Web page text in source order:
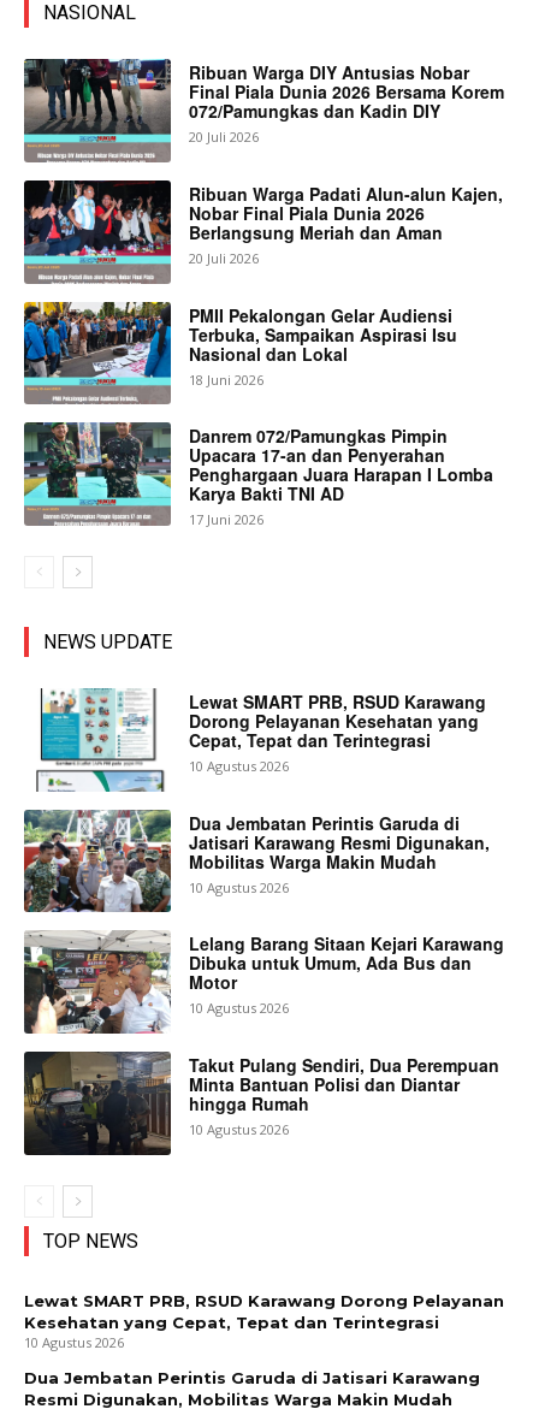
NASIONAL
Ribuan Warga DIY Antusias Nobar
Final Piala Dunia 2026 Bersama Korem
072/Pamungkas dan Kadin DIY
20 Juli 2026
Ribuan Warga Padati Alun-alun Kajen,
Nobar Final Piala Dunia 2026
Berlangsung Meriah dan Aman
20 Juli 2026
PMII Pekalongan Gelar Audiensi
Terbuka, Sampaikan Aspirasi Isu
Nasional dan Lokal
18 Juni 2026
Danrem 072/Pamungkas Pimpin
Upacara 17-an dan Penyerahan
Penghargaan Juara Harapan I Lomba
Karya Bakti TNI AD
17 Juni 2026
NEWS UPDATE
Lewat SMART PRB, RSUD Karawang
Dorong Pelayanan Kesehatan yang
Cepat, Tepat dan Terintegrasi
10 Agustus 2026
Dua Jembatan Perintis Garuda di
Jatisari Karawang Resmi Digunakan,
Mobilitas Warga Makin Mudah
10 Agustus 2026
Lelang Barang Sitaan Kejari Karawang
Dibuka untuk Umum, Ada Bus dan
Motor
10 Agustus 2026
Takut Pulang Sendiri, Dua Perempuan
Minta Bantuan Polisi dan Diantar
hingga Rumah
10 Agustus 2026
TOP NEWS
Lewat SMART PRB, RSUD Karawang Dorong Pelayanan
Kesehatan yang Cepat, Tepat dan Terintegrasi
10 Agustus 2026
Dua Jembatan Perintis Garuda di Jatisari Karawang
Resmi Digunakan, Mobilitas Warga Makin Mudah